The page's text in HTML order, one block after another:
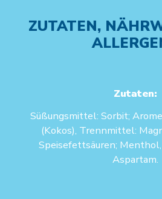
ZUTATEN,
Zutaten:
Süßungsmittel: Sorbit;
(Kokos), Trennmittel:
Speisefettsäuren;
Aspartam.